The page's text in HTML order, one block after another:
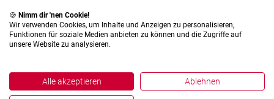
🍪 Nimm dir 'nen Cookie!
Wir verwenden Cookies, um Inhalte und Anzeigen zu personalisieren,
Funktionen für soziale Medien anbieten zu können und die Zugriffe auf
unsere Website zu analysieren.
Alle akzeptieren Ablehnen